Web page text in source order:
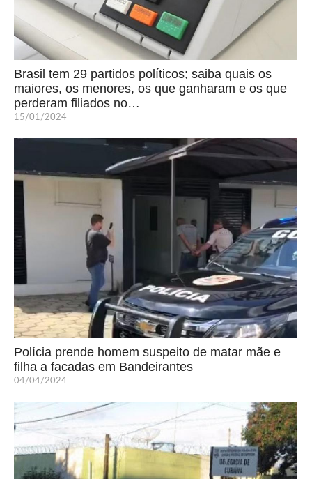
Brasil tem 29 partidos políticos; saiba quais os
maiores, os menores, os que ganharam e os que
perderam filiados no…
15/01/2024
Polícia prende homem suspeito de matar mãe e
filha a facadas em Bandeirantes
04/04/2024